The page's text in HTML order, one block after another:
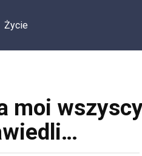
Życie
moi